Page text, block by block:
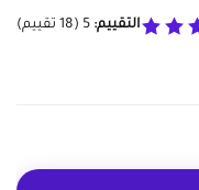
التقييم: 5
(
18 تقييم)